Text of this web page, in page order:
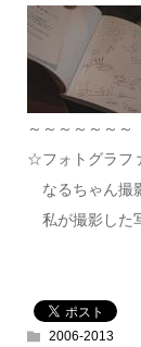
～～～～～～～
☆フォトグラフ
なるちゃん撮
私が撮影した
2006-2013